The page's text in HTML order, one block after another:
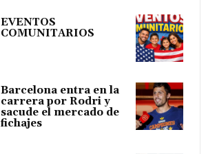
EVENTOS
COMUNITARIOS
Barcelona entra en la
carrera por Rodri y
sacude el mercado de
fichajes